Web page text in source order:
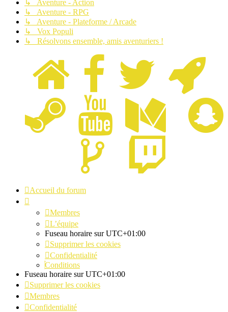
↳ Aventure - Action
↳ Aventure - RPG
↳ Aventure - Plateforme / Arcade
↳ Vox Populi
↳ Résolvons ensemble, amis aventuriers !
Accueil du forum
Membres
L’équipe
Fuseau horaire surUTC+01:00
Supprimer les cookies
Confidentialité
Conditions
Fuseau horaire surUTC+01:00
Supprimer les cookies
Membres
Confidentialité